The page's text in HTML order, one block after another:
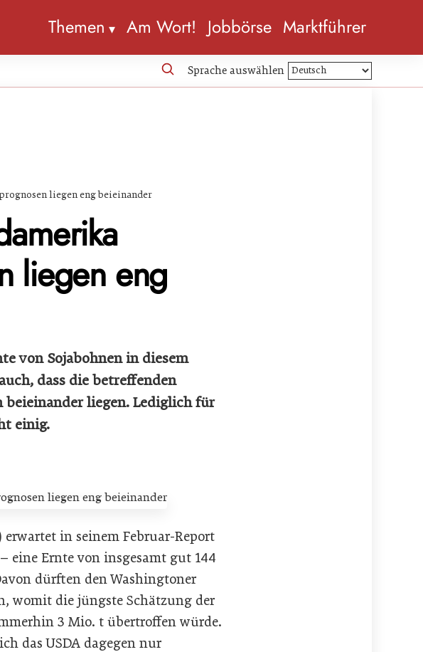
Themen Am Wort! Jobbörse Marktführer
Sprache auswählen
liegen eng beieinander
liegen eng
von Sojabohnen in diesem
dass die betreffenden
beieinander liegen. Lediglich für
einig.
in seinem Februar-Report
eine Ernte von insgesamt gut 144
dürften den Washingtoner
womit die jüngste Schätzung der
3 Mio. t übertroffen würde.
das USDA dagegen nur